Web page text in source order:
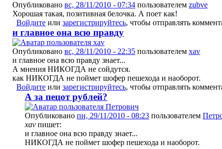
Опубликовано вс, 28/11/2010 - 07:34 пользователем zubve
Хорошая такая, позитивная белочка. А поет как!
Войдите или зарегистрируйтесь, чтобы отправлять
и главное она всю правду
Опубликовано вс, 28/11/2010 - 22:35 пользователем xav
и главное она всю правду знает...
А мнения НИКОГДА не сойдутся.
как НИКОГДА не поймет шофер пешехода и наоборот.
Войдите или зарегистрируйтесь, чтобы отправлять
А за пецот рублей?
Опубликовано пн, 29/11/2010 - 08:23 пользователем
xav пишет:
и главное она всю правду знает...
НИКОГДА не поймет шофер пешехода и наоборот.